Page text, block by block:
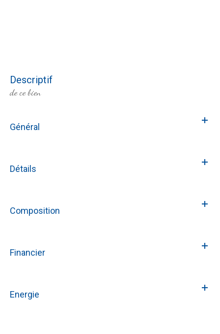
descriptif
de ce bien
Général
Détails
Composition
Financier
Energie